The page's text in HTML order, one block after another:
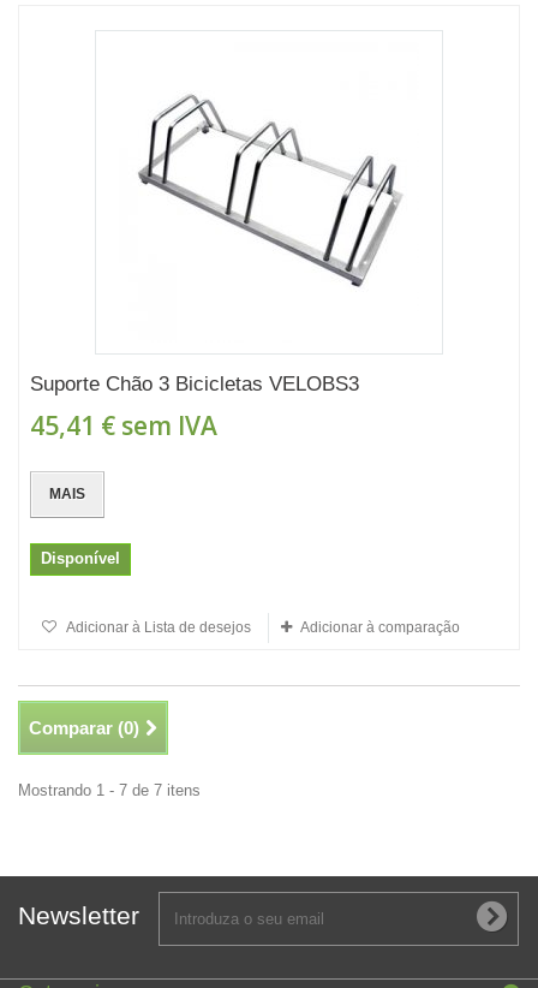
Suporte Chão 3 Bicicletas VELOBS3
45,41 € sem IVA
MAIS
Disponível
Adicionar à Lista de desejos Adicionar à comparação
Comparar (0)
Mostrando 1 - 7 de 7 itens
Newsletter